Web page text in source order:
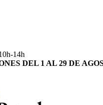
14h
DEL 1 AL 29 DE